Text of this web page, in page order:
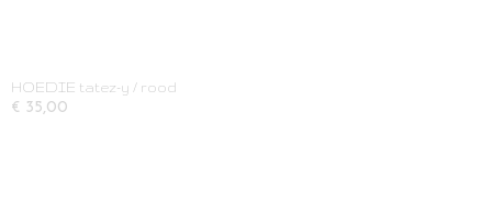
HOEDIE tatez-y / rood
€ 35,00